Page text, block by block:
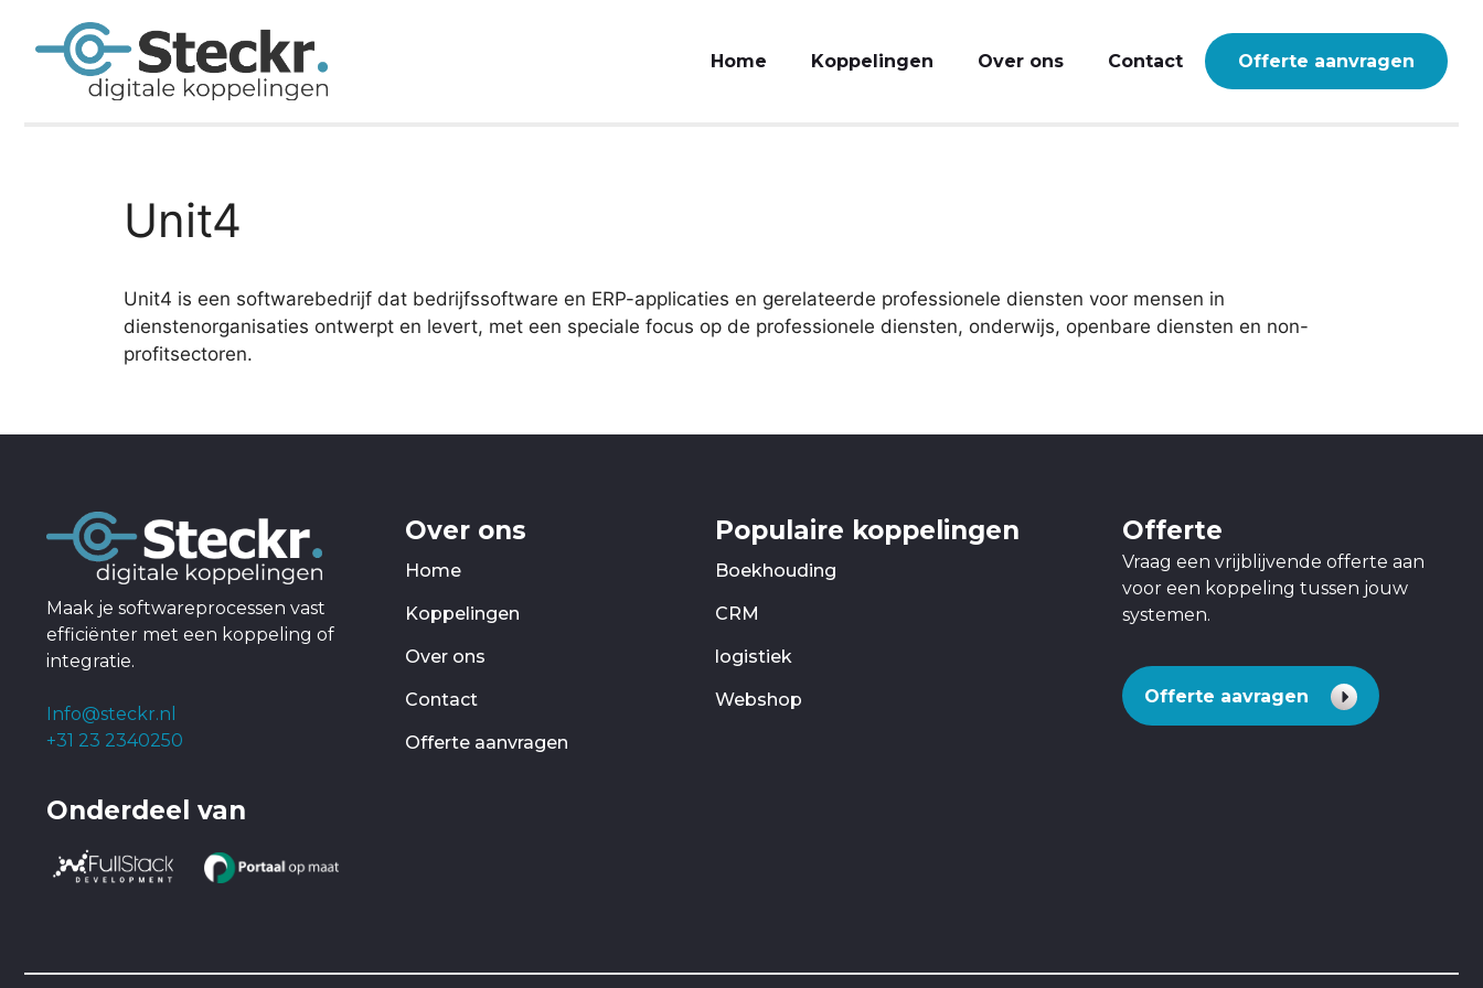
Home Koppelingen Over ons Contact Offerte aanvragen
Unit4
Unit4 is een softwarebedrijf dat bedrijfssoftware en ERP-applicaties en gerelateerde professionele diensten voor mensen in
dienstenorganisaties ontwerpt en levert, met een speciale focus op de professionele diensten, onderwijs, openbare diensten en non-
profitsectoren.
Maak je softwareprocessen vast
efficiënter met een koppeling of
integratie.
Info@steckr.nl
+31 23 2340250
Onderdeel van
Over ons
Home
Koppelingen
Over ons
Contact
Offerte aanvragen
Populaire koppelingen
Boekhouding
CRM
logistiek
Webshop
Offerte
Vraag een vrijblijvende offerte aan
voor een koppeling tussen jouw
systemen.
Offerte aavragen